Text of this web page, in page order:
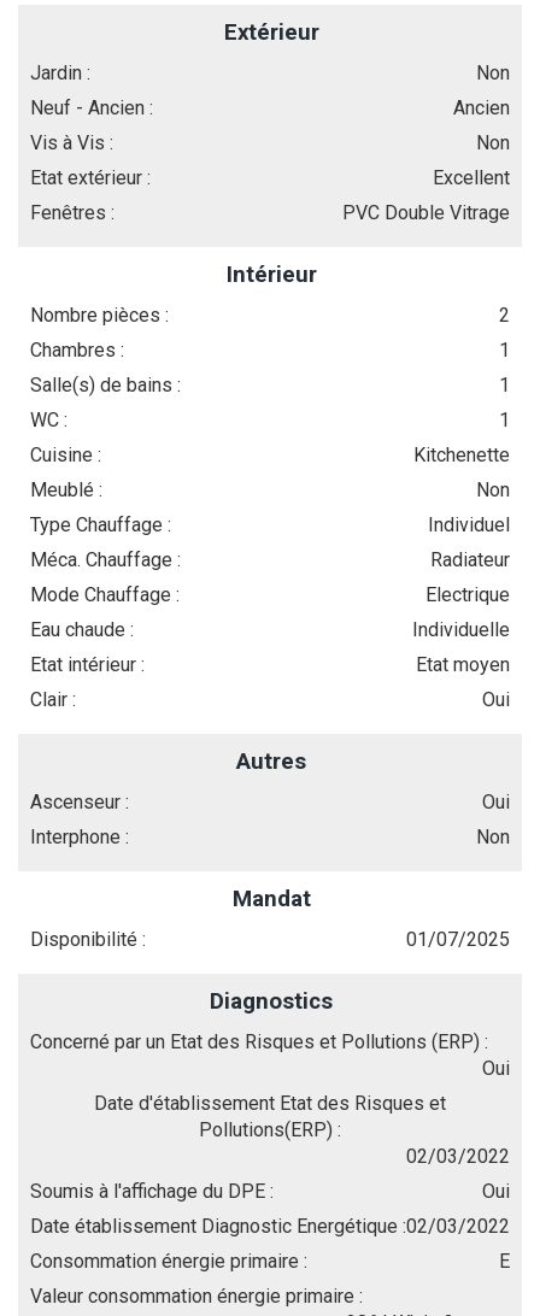
Extérieur
Jardin :
Non
Neuf - Ancien :
Ancien
Vis à Vis :
Non
Etat extérieur :
Excellent
Fenêtres :
PVC Double Vitrage
Intérieur
Nombre pièces :
2
Chambres :
1
Salle(s) de bains :
1
WC :
1
Cuisine :
Kitchenette
Meublé :
Non
Type Chauffage :
Individuel
Méca. Chauffage :
Radiateur
Mode Chauffage :
Electrique
Eau chaude :
Individuelle
Etat intérieur :
Etat moyen
Clair :
Oui
Autres
Ascenseur :
Oui
Interphone :
Non
Mandat
Disponibilité : 01/07/2025
Diagnostics
Concerné par un Etat des Risques et Pollutions (ERP) :
Oui
Date d'établissement Etat des Risques et
Pollutions(ERP) :
02/03/2022
Soumis à l'affichage du DPE :
Oui
Date établissement Diagnostic Energétique :02/03/2022
Consommation énergie primaire :
E
Valeur consommation énergie primaire :